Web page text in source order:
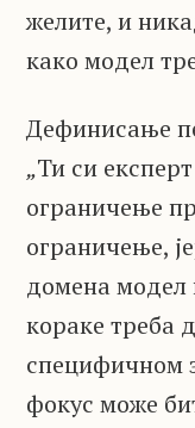
желите, и
како модел
Дефинисање
„Ти си
ограничење
ограничење,
домена модел
кораке треба
специфичном
фокус може